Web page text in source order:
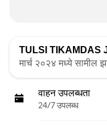
TULSI TIKAMDAS
मार्च २०२४ मध्ये सामील
वाहन उपलब्धता
24/7 उपलब्ध